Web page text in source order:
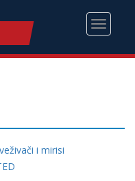
Toggle
i mirisi